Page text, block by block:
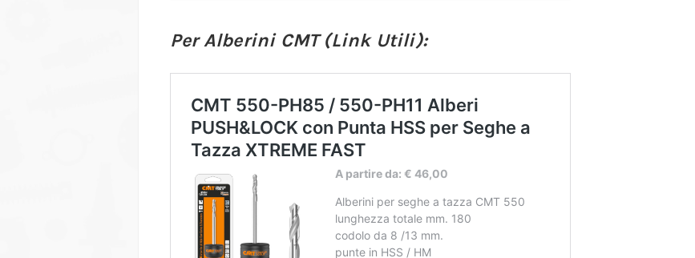
Per Alberini CMT (Link Utili):